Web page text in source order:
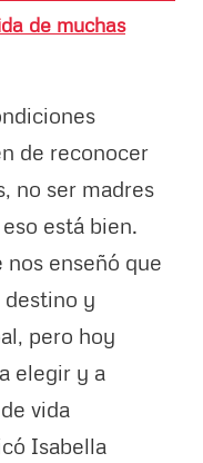
de muchas
de reconocer
no ser madres
está bien.
enseñó que
destino y
pero hoy
elegir y a
vida
Isabella